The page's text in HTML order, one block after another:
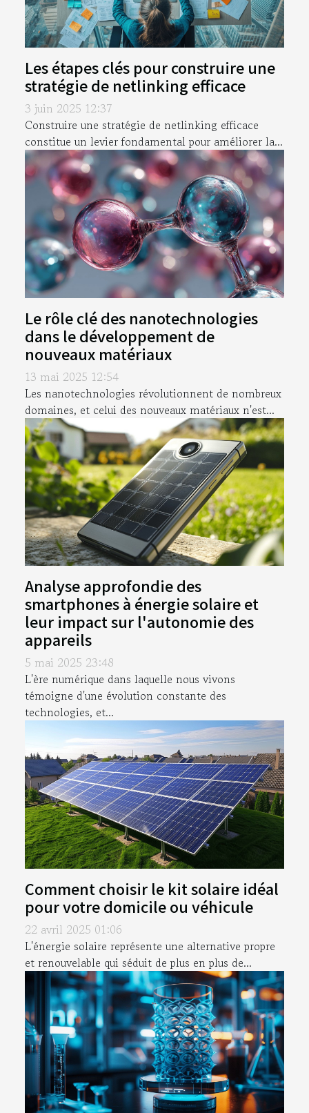
Les étapes clés pour construire une
stratégie de netlinking efficace
3 juin 2025 12:37
Construire une stratégie de netlinking efficace
constitue un levier fondamental pour améliorer la...
Le rôle clé des nanotechnologies
dans le développement de
nouveaux matériaux
13 mai 2025 12:54
Les nanotechnologies révolutionnent de nombreux
domaines, et celui des nouveaux matériaux n'est...
Analyse approfondie des
smartphones à énergie solaire et
leur impact sur l'autonomie des
appareils
5 mai 2025 23:48
L'ère numérique dans laquelle nous vivons
témoigne d'une évolution constante des
technologies, et...
Comment choisir le kit solaire idéal
pour votre domicile ou véhicule
22 avril 2025 01:06
L'énergie solaire représente une alternative propre
et renouvelable qui séduit de plus en plus de...